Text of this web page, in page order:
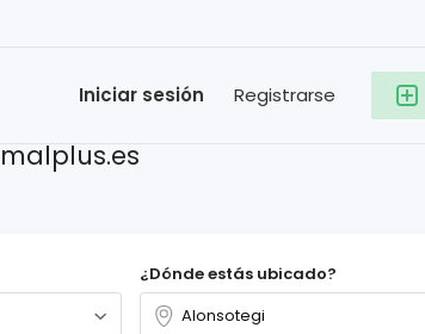
Registrarse
Iniciar sesión
¿Dónde estás ubicado?